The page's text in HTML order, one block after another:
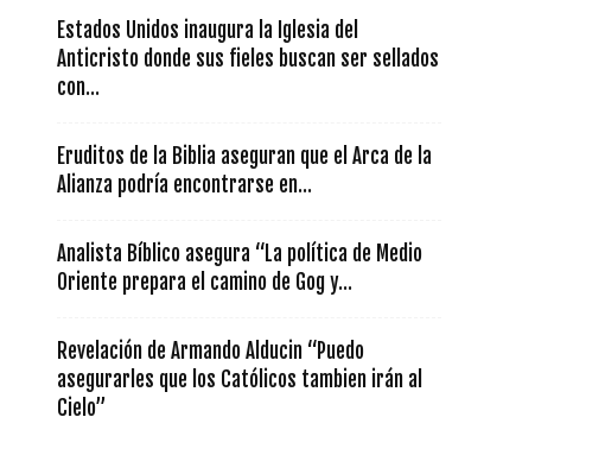
Estados Unidos inaugura la Iglesia del
Anticristo donde sus fieles buscan ser sellados
con...
Eruditos de la Biblia aseguran que el Arca de la
Alianza podría encontrarse en...
Analista Bíblico asegura “La política de Medio
Oriente prepara el camino de Gog y...
Revelación de Armando Alducin “Puedo
asegurarles que los Católicos tambien irán al
Cielo”